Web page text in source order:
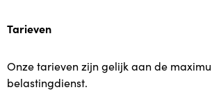
Plaatsing en kosten
Tarieven
Onze tarieven zijn gelijk aan de
belastingdienst.